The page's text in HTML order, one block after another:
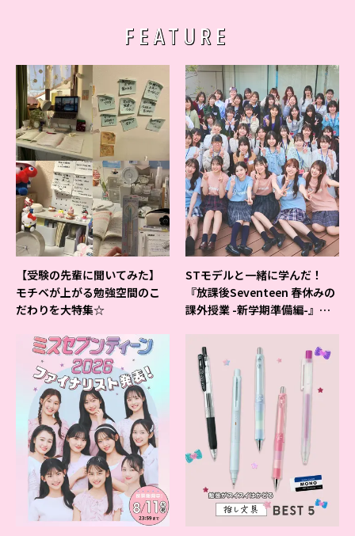
FEATURE
【受験の先輩に聞いてみた】
モチベが上がる勉強空間のこ
だわりを大特集☆
STモデルと一緒に学んだ！
『放課後Seventeen 春休みの
課外授業 -新学期準備編-』イ